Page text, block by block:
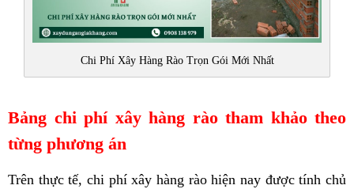
Chi Phí Xây Hàng Rào Trọn Gói Mới Nhất
Bảng chi phí xây hàng rào tham khảo theo
từng phương án
Trên thực tế, chi phí xây hàng rào hiện nay được tính chủ